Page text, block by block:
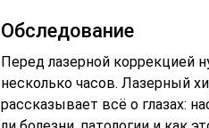
Обследование
Перед лазерной коррекцией
несколько часов. Лазерный
рассказывает всё о глазах: